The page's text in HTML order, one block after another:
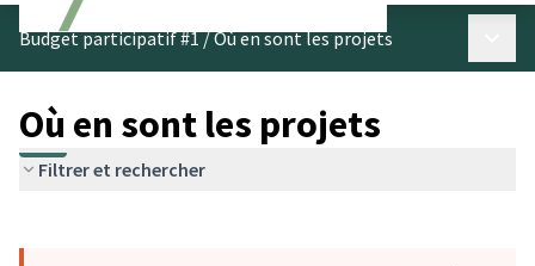
Budget participatif #1/Où en sont les projets
Où en sont les projets
Filtrer et rechercher